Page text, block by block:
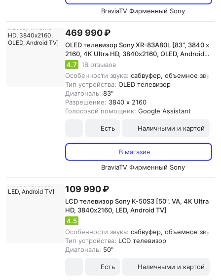
BraviaTV Фирменный Sony
469 990 ₽
OLED телевизор Sony XR-83A80L [83", 3840 x
2160, 4K Ultra HD, 3840х2160, OLED, Android
TV]
4.7
16 отзывов
Особенности звука: сабвуфер, объемное
Тип устройства: OLED телевизор
Диагональ: 83"
Разрешение: 3840 x 2160
Голосовой помощник: Google Assistant
Есть Наличными и картой
В магазин
BraviaTV Фирменный Sony
109 990 ₽
LCD телевизор Sony K-50S3 [50", VA, 4K Ultra
HD, 3840х2160, LED, Android TV]
4.5
Особенности звука: сабвуфер, объемное
Тип устройства: LCD телевизор
Диагональ: 50"
Есть Наличными и картой